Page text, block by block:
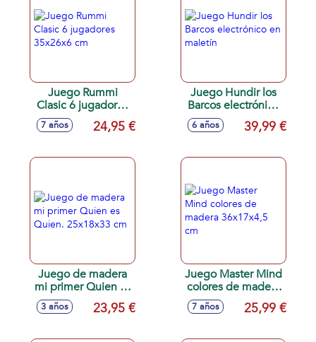
Juego Rummi
Clasic 6 jugadores
35x26x6 cm
7 años 24,95 €
Juego Hundir los
Barcos electrónico
en maletín
6 años 39,99 €
Juego de madera
mi primer Quien es
Quien. 25x18x33
3 años 23,95 €
Juego Master Mind
colores de madera
36x17x4,5 cm
7 años 25,99 €